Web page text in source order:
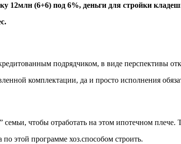
12млн (6+6) под 6%, деньги для стройки
подрядчиком, в виде перспективы
комплектации, да и просто исполнения
чтобы отработать на этом ипотечном плече.
этой программе хоз.способом строить.